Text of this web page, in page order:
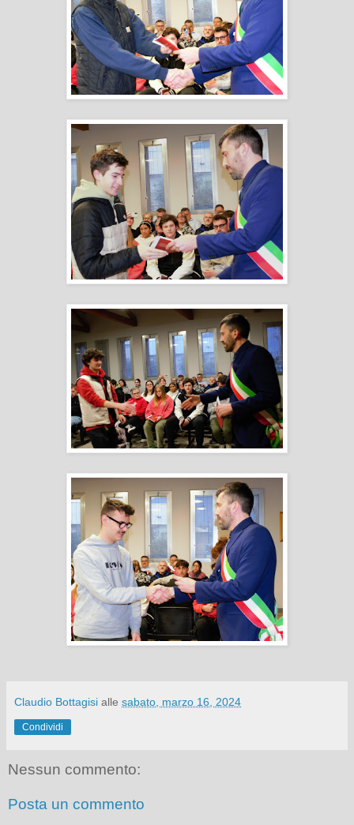
Claudio Bottagisi alle sabato, marzo 16, 2024
Condividi
Nessun commento:
Posta un commento